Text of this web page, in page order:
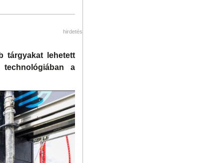
hirdetés
tárgyakat lehetett
a